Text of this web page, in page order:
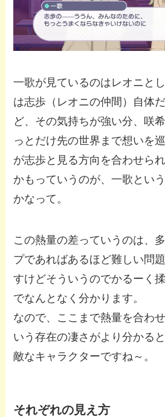
一歌が見ているのはレオニと
は志歩（レオニの仲間）自体
ど、その気持ちが強い分、咲
っとだけ先の世界まで想いを
が志歩と見る方向を合わせら
かもっていうのが、一歌とい
かなって。
この熱量の差っていうのは、
プであればあるほど難しい問
すけどそういうのでかるーく
でなんとなく分かります。
なので、ここまで熱量を合わ
いう存在の凄さがより分かる
敵なキャラクターですね～。
それぞれの見え方